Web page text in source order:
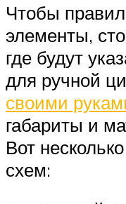
Чтобы
элементы,
где будут
для ручной
своими
габариты и
Вот
схем: